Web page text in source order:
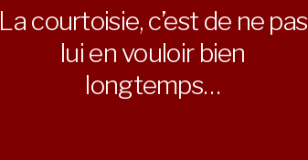
La courtoisie, c’est de ne pas
lui en vouloir bien
longtemps…